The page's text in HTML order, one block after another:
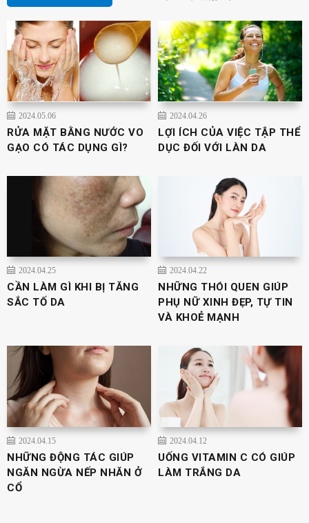
2024.05.06
RỬA MẶT BẰNG NƯỚC VO
GẠO CÓ TÁC DỤNG GÌ?
2024.04.26
LỢI ÍCH CỦA VIỆC TẬP THỂ
DỤC ĐỐI VỚI LÀN DA
2024.04.25
CẦN LÀM GÌ KHI BỊ TĂNG
SẮC TỐ DA
2024.04.22
NHỮNG THÓI QUEN GIÚP
PHỤ NỮ XINH ĐẸP, TỰ TIN
VÀ KHOẺ MẠNH
2024.04.15
NHỮNG ĐỘNG TÁC GIÚP
NGĂN NGỪA NẾP NHĂN Ở
CỔ
2024.04.12
UỐNG VITAMIN C CÓ GIÚP
LÀM TRẮNG DA